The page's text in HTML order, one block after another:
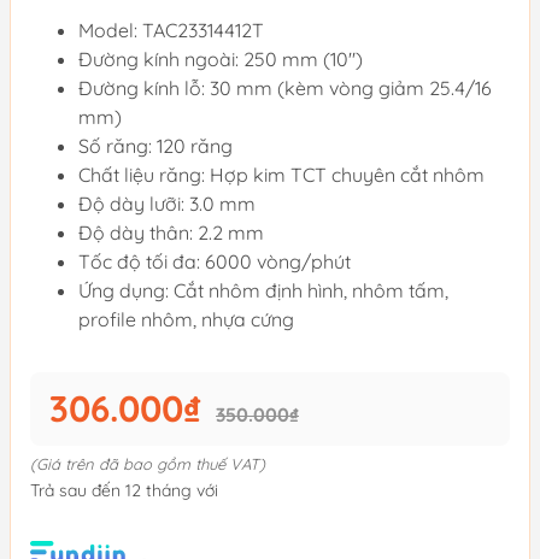
Model: TAC23314412T
Đường kính ngoài: 250 mm (10")
Đường kính lỗ: 30 mm (kèm vòng giảm 25.4/16
mm)
Số răng: 120 răng
Chất liệu răng: Hợp kim TCT chuyên cắt nhôm
Độ dày lưỡi: 3.0 mm
Độ dày thân: 2.2 mm
Tốc độ tối đa: 6000 vòng/phút
Ứng dụng: Cắt nhôm định hình, nhôm tấm,
profile nhôm, nhựa cứng
306.000₫ 350.000₫
(Giá trên đã bao gồm thuế VAT)
Trả sau đến 12 tháng với